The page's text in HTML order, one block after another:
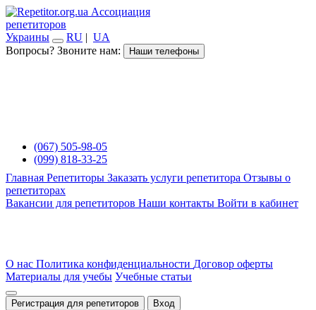
Ассоциация
репетиторов
Украины
RU | UA
Вопросы? Звоните нам:
Наши телефоны
(067) 505-98-05
(099) 818-33-25
Главная Репетиторы Заказать услуги репетитора Отзывы о
репетиторах
Вакансии для репетиторов Наши контакты Войти в кабинет
О нас Политика конфиденциальности Договор оферты
Материалы для учебы Учебные статьи
Регистрация для репетиторов Вход